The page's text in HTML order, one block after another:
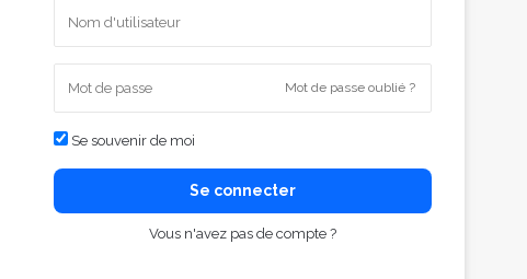
Mot de passe oublié ?
Se souvenir de moi
Se connecter
Vous n'avez pas de compte ?